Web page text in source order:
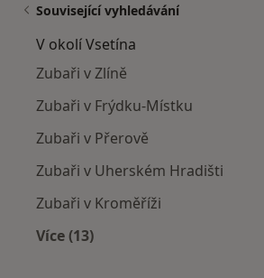
Související vyhledávání
V okolí Vsetína
Zubaři v Zlíně
Zubaři v Frýdku-Místku
Zubaři v Přerově
Zubaři v Uherském Hradišti
Zubaři v Kroměříži
Více (13)